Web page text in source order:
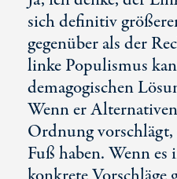
sich definitiv
gegenüber als der
linke Populismus
demagogischen
Wenn er
Ordnung
Fuß haben. Wenn